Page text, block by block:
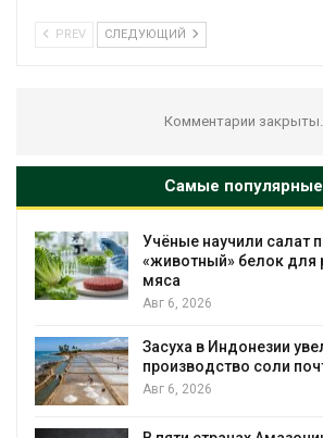
PREV СЛЕДУЮЩИЙ
Комментарии закрыты.
Самые популярные
Учёные научили салат производить
«животный» белок для растительного
мяса
Авг 6, 2026
Засуха в Индонезии увеличила
производство соли почти в 20 раз
Авг 6, 2026